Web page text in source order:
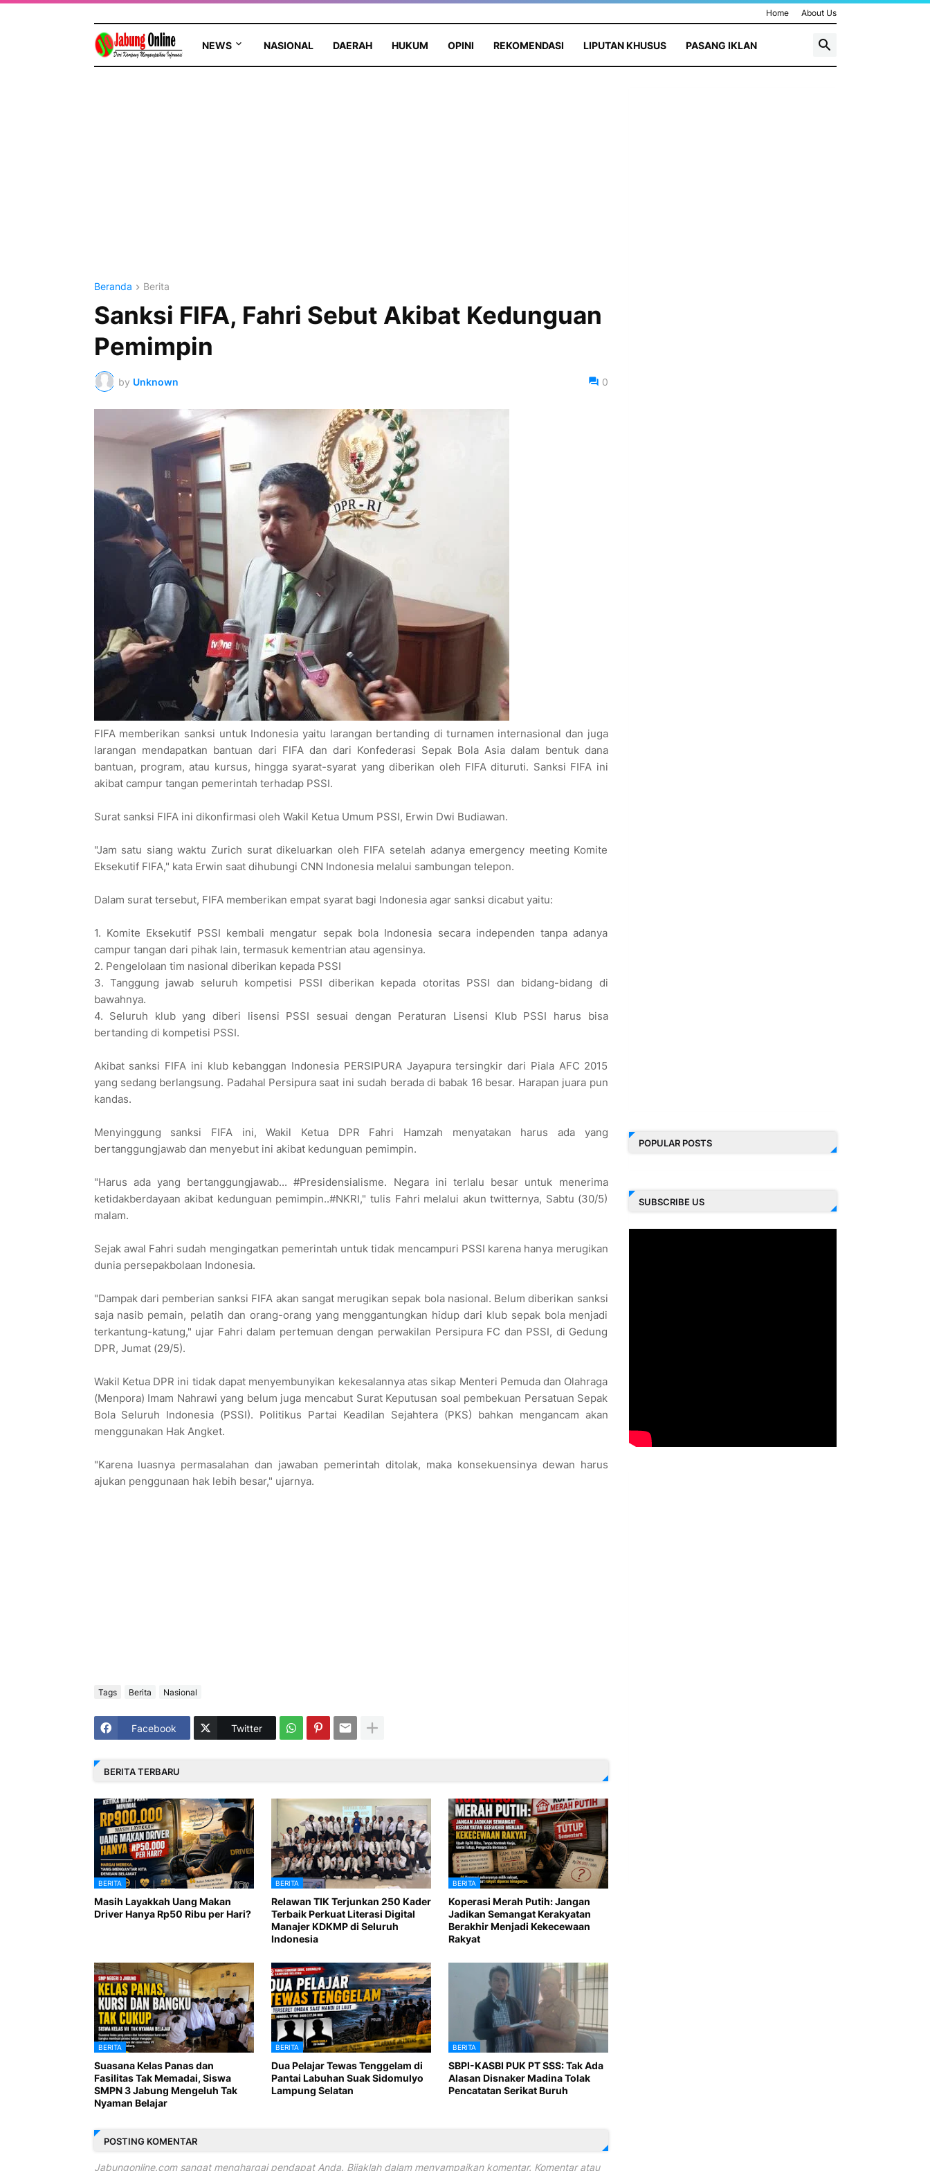
Home About Us
NEWS NASIONAL DAERAH HUKUM OPINI REKOMENDASI LIPUTAN KHUSUS PASANG IKLAN
Beranda Berita
Sanksi FIFA, Fahri Sebut Akibat Kedunguan
Pemimpin
by Unknown 0
FIFA memberikan sanksi untuk Indonesia yaitu larangan bertanding di turnamen internasional dan juga
larangan mendapatkan bantuan dari FIFA dan dari Konfederasi Sepak Bola Asia dalam bentuk dana
bantuan, program, atau kursus, hingga syarat-syarat yang diberikan oleh FIFA dituruti. Sanksi FIFA ini
akibat campur tangan pemerintah terhadap PSSI.
Surat sanksi FIFA ini dikonfirmasi oleh Wakil Ketua Umum PSSI, Erwin Dwi Budiawan.
"Jam satu siang waktu Zurich surat dikeluarkan oleh FIFA setelah adanya emergency meeting Komite
Eksekutif FIFA," kata Erwin saat dihubungi CNN Indonesia melalui sambungan telepon.
Dalam surat tersebut, FIFA memberikan empat syarat bagi Indonesia agar sanksi dicabut yaitu:
1. Komite Eksekutif PSSI kembali mengatur sepak bola Indonesia secara independen tanpa adanya
campur tangan dari pihak lain, termasuk kementrian atau agensinya.
2. Pengelolaan tim nasional diberikan kepada PSSI
3. Tanggung jawab seluruh kompetisi PSSI diberikan kepada otoritas PSSI dan bidang-bidang di
bawahnya.
4. Seluruh klub yang diberi lisensi PSSI sesuai dengan Peraturan Lisensi Klub PSSI harus bisa
bertanding di kompetisi PSSI.
Akibat sanksi FIFA ini klub kebanggan Indonesia PERSIPURA Jayapura tersingkir dari Piala AFC 2015
yang sedang berlangsung. Padahal Persipura saat ini sudah berada di babak 16 besar. Harapan juara pun
kandas.
Menyinggung sanksi FIFA ini, Wakil Ketua DPR Fahri Hamzah menyatakan harus ada yang
bertanggungjawab dan menyebut ini akibat kedunguan pemimpin.
"Harus ada yang bertanggungjawab... #Presidensialisme. Negara ini terlalu besar untuk menerima
ketidakberdayaan akibat kedunguan pemimpin..#NKRI," tulis Fahri melalui akun twitternya, Sabtu (30/5)
malam.
Sejak awal Fahri sudah mengingatkan pemerintah untuk tidak mencampuri PSSI karena hanya merugikan
dunia persepakbolaan Indonesia.
"Dampak dari pemberian sanksi FIFA akan sangat merugikan sepak bola nasional. Belum diberikan sanksi
saja nasib pemain, pelatih dan orang-orang yang menggantungkan hidup dari klub sepak bola menjadi
terkantung-katung," ujar Fahri dalam pertemuan dengan perwakilan Persipura FC dan PSSI, di Gedung
DPR, Jumat (29/5).
Wakil Ketua DPR ini tidak dapat menyembunyikan kekesalannya atas sikap Menteri Pemuda dan Olahraga
(Menpora) Imam Nahrawi yang belum juga mencabut Surat Keputusan soal pembekuan Persatuan Sepak
Bola Seluruh Indonesia (PSSI). Politikus Partai Keadilan Sejahtera (PKS) bahkan mengancam akan
menggunakan Hak Angket.
"Karena luasnya permasalahan dan jawaban pemerintah ditolak, maka konsekuensinya dewan harus
ajukan penggunaan hak lebih besar," ujarnya.
Tags Berita Nasional
Facebook Twitter
BERITA TERBARU
BERITA
Masih Layakkah Uang Makan
Driver Hanya Rp50 Ribu per Hari?
BERITA
Relawan TIK Terjunkan 250 Kader
Terbaik Perkuat Literasi Digital
Manajer KDKMP di Seluruh
Indonesia
BERITA
Koperasi Merah Putih: Jangan
Jadikan Semangat Kerakyatan
Berakhir Menjadi Kekecewaan
Rakyat
BERITA
Suasana Kelas Panas dan
Fasilitas Tak Memadai, Siswa
SMPN 3 Jabung Mengeluh Tak
Nyaman Belajar
BERITA
Dua Pelajar Tewas Tenggelam di
Pantai Labuhan Suak Sidomulyo
Lampung Selatan
BERITA
SBPI-KASBI PUK PT SSS: Tak Ada
Alasan Disnaker Madina Tolak
Pencatatan Serikat Buruh
POSTING KOMENTAR
Jabungonline.com sangat menghargai pendapat Anda. Bijaklah dalam menyampaikan komentar. Komentar atau
POPULAR POSTS
SUBSCRIBE US